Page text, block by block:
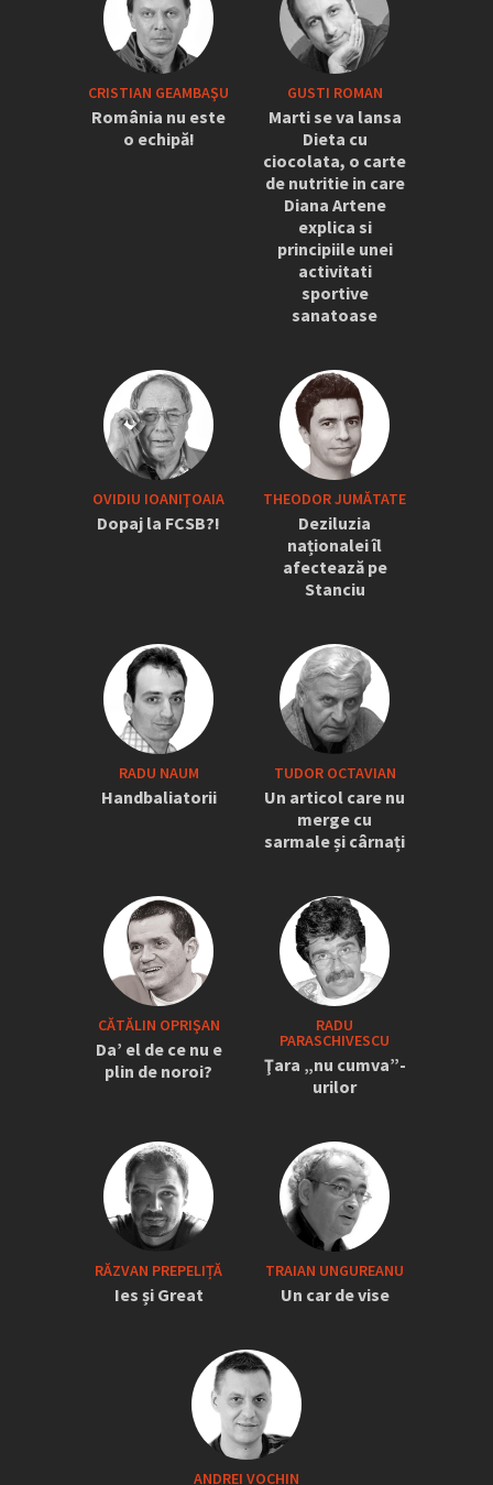
CRISTIAN GEAMBAŞU
România nu este
o echipă!
GUSTI ROMAN
Marti se va lansa
Dieta cu
ciocolata, o carte
de nutritie in care
Diana Artene
explica si
principiile unei
activitati
sportive
sanatoase
OVIDIU IOANIŢOAIA
Dopaj la FCSB?!
THEODOR JUMĂTATE
Deziluzia
naționalei îl
afectează pe
Stanciu
RADU NAUM
Handbaliatorii
TUDOR OCTAVIAN
Un articol care nu
merge cu
sarmale și cârnați
CĂTĂLIN OPRIŞAN
Da’ el de ce nu e
plin de noroi?
RADU
PARASCHIVESCU
Ţara „nu cumva”-
urilor
RĂZVAN PREPELIȚĂ
Ies și Great
TRAIAN UNGUREANU
Un car de vise
ANDREI VOCHIN